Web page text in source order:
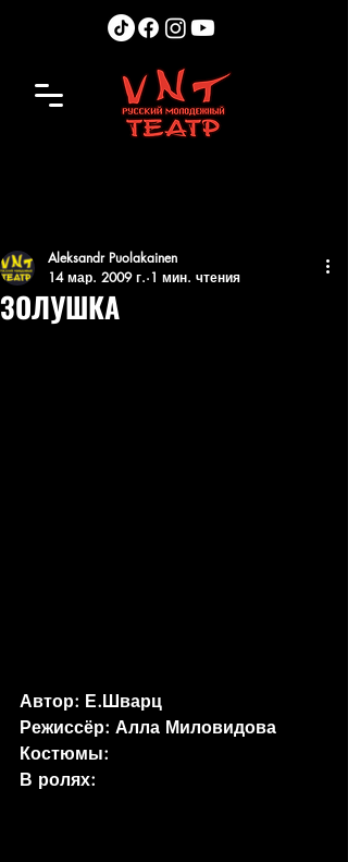
ЗОЛУШКА
Aleksandr Puolakainen
14 мар. 2009 г. 1 мин. чтения
Автор: Е.Шварц
Режиссёр: Алла Миловидова
Костюмы:
В ролях: